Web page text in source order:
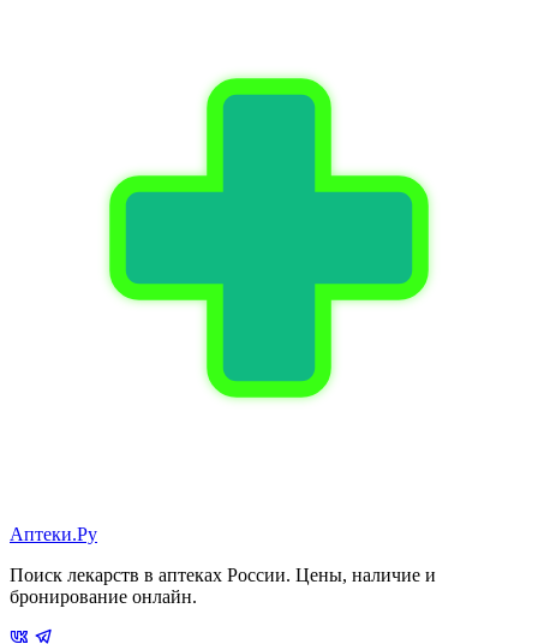
Аптеки.Ру
Поиск лекарств в аптеках России. Цены, наличие и
бронирование онлайн.